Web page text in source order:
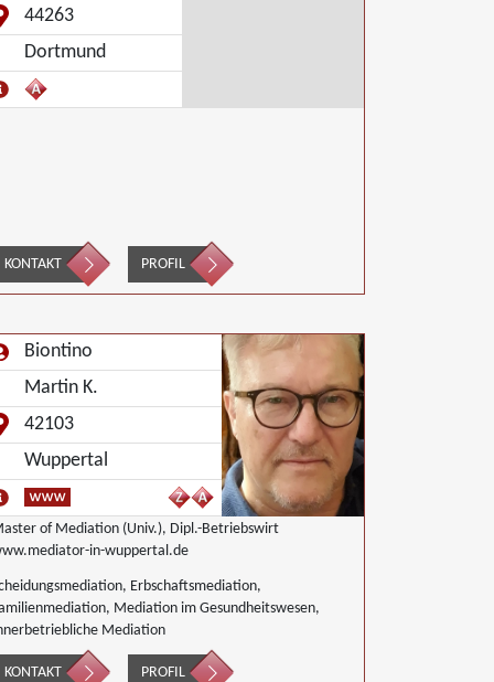
von Unternehmensnachfolgen, Mediation in
Wohnungswirtschaft, Nachbarschaftsmediation,
Schulmediation, Umweltmediation, Landwirtschaft
Agrar, Wirtschaftsmediation
44263
Dortmund
KONTAKT PROFIL
Biontino
Martin K.
42103
Wuppertal
of Mediation (Univ.), Dipl.-Betriebswirt
in-wuppertal.de
Erbschaftsmediation,
Mediation im Gesundheitswesen,
Mediation
KONTAKT PROFIL